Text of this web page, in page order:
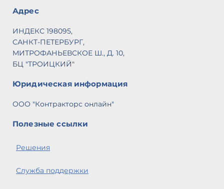
Адрес
ИНДЕКС 198095,
САНКТ-ПЕТЕРБУРГ,
МИТРОФАНЬЕВСКОЕ Ш., Д. 10,
БЦ "ТРОИЦКИЙ"
Юридическая информация
ООО "Контракторс онлайн"
Полезные ссылки
Решения
Служба поддержки